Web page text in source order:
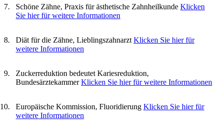
Schöne Zähne, Praxis für ästhetische Zahnheilkunde Klicken
Sie hier für weitere Informationen
Diät für die Zähne, Lieblingszahnarzt Klicken Sie hier für
weitere Informationen
Zuckerreduktion bedeutet Kariesreduktion,
Bundesärztekammer Klicken Sie hier für weitere Informationen
Europäische Kommission, Fluoridierung Klicken Sie hier für
weitere Informationen